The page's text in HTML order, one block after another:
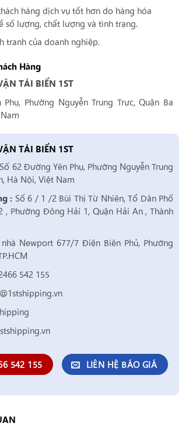
hàng dịch vụ tốt hơn do hàng hóa
số lượng, chất lượng và tình trạng.
tranh của doanh nghiệp.
Hàng
TẢI BIỂN 1ST
Phường Nguyễn Trung Trực, Quận Ba
TẢI BIỂN 1ST
Số 62 Đường Yên Phụ, Phường Nguyễn Trung
Hà Nội, Việt Nam
: Số 6 / 1 /2 Bùi Thị Từ Nhiên, Tổ Dân Phố
, Phường Đông Hải 1, Quận Hải An , Thành
Newport 677/7 Điện Biên Phủ, Phường
542 155
542 155 LIÊN HỆ BÁO GIÁ